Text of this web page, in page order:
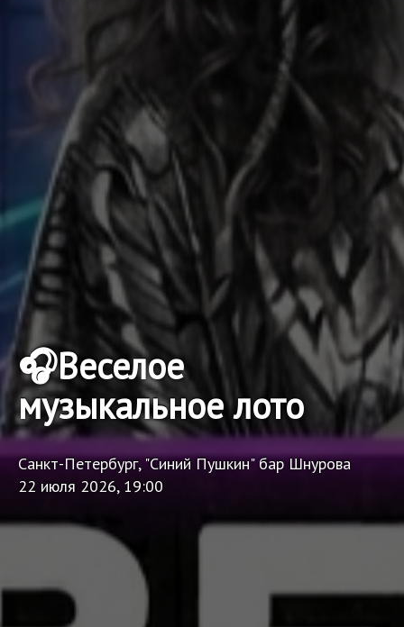
🎧Веселое
музыкальное лото
Санкт-Петербург, "Синий Пушкин" бар Шнурова
22 июля 2026, 19:00